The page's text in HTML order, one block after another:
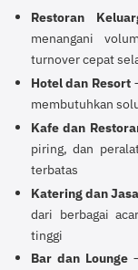
Restoran
menangani
turnover cepat
Hotel dan Resort
membutuhkan
Kafe dan
piring, dan
terbatas
Katering dan
dari berbagai
tinggi
Bar dan Lounge